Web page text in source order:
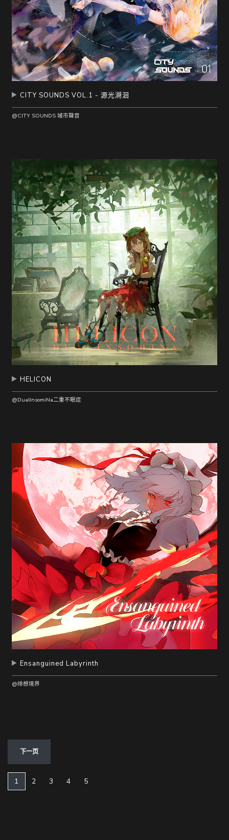
CITY SOUNDS VOL.1 - 源光溯洄
@CITY SOUNDS 城市聲音
HELICON
@DualInsomiNa二重不眠症
Ensanguined Labyrinth
@绯想境界
下一页
1 (current)
2 3 4 5